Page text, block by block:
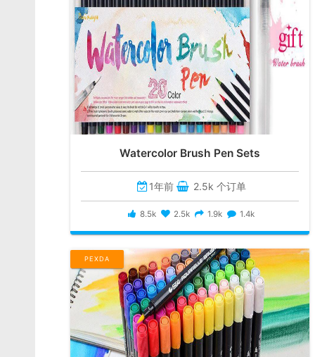
Watercolor Brush Pen Sets
1年前 2.5k 个订单
8.5k 2.5k 1.9k 1.4k
PEXDA